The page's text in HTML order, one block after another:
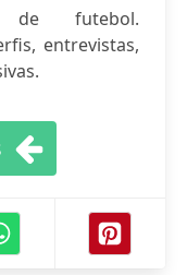
de futebol.
entrevistas,